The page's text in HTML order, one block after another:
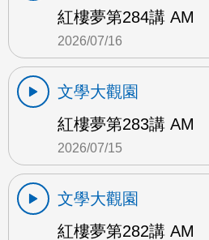
紅樓夢第284講 AM
2026/07/16
文學大觀園
紅樓夢第283講 AM
2026/07/15
文學大觀園
紅樓夢第282講 AM